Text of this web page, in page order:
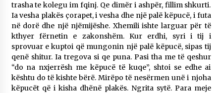
trasha te kolegu im fqinj. Qe dimër i ashpër, fillim shkurti.
Ia vesha plakës çorapet, i vesha dhe një palë këpucë, i futa
në dorë dhe një njëmijëshe. Xhemili ishte larguar për të
kthyer fërnetin e zakonshëm. Kur erdhi, syri i tij i
sprovuar e kuptoi që mungonin një palë këpucë, sipas tij
qenë shitur. Ia tregova si qe puna. Pasi tha me të qeshur
“do na nxjerrësh me këpucë të kuqe”, shtoi se edhe ai
kështu do të kishte bërë. Mirëpo të nesërmen unë i njoha
këpucët që i kisha dhënë plakës. Ngrita sytë. Para meje